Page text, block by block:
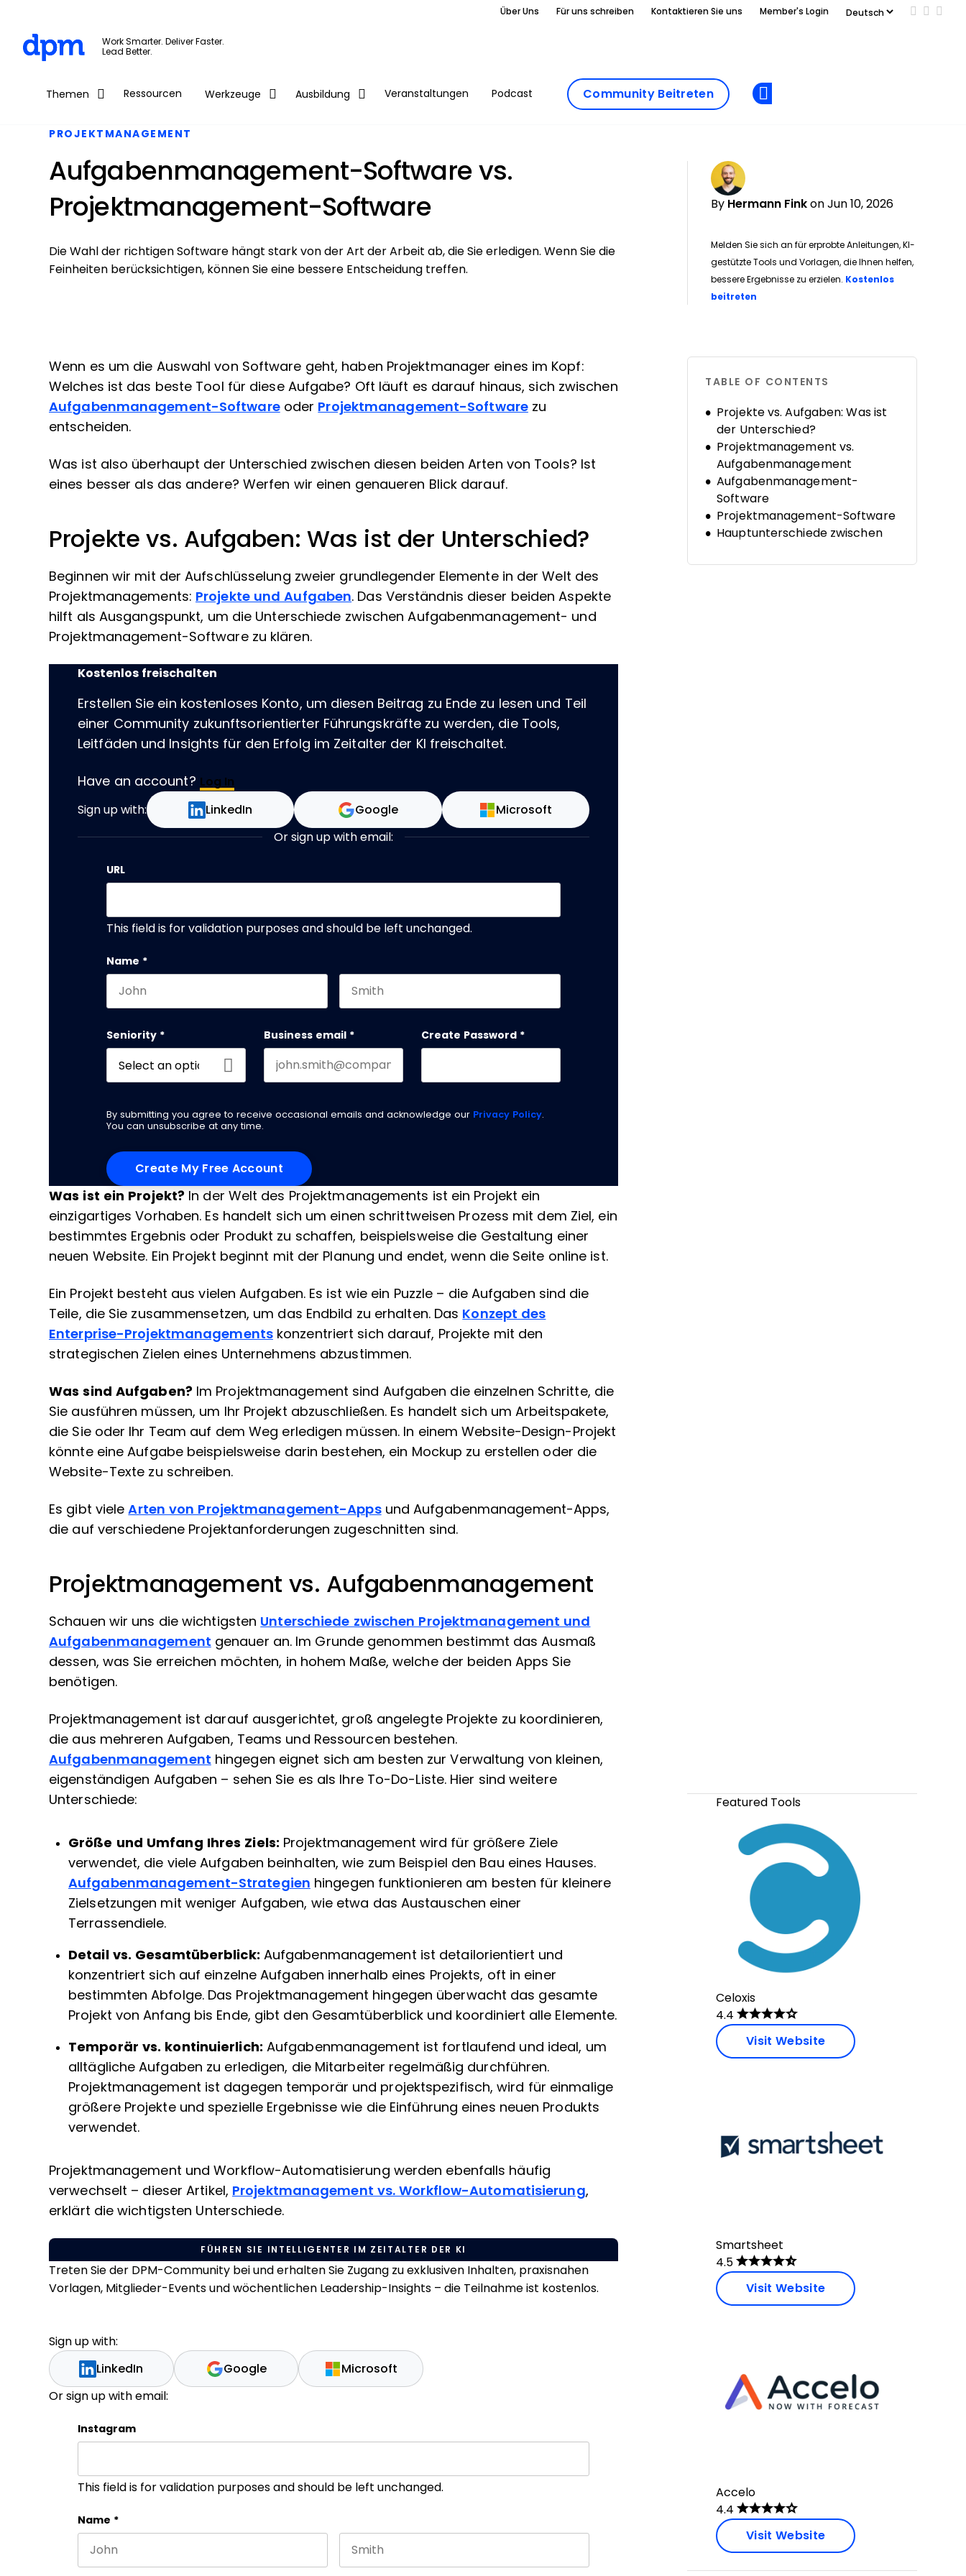
Skip to main content
Über Uns Für uns schreiben Kontaktieren Sie uns Member's Login Add us
Follow
Work Smarter. Deliver Faster.
Lead Better.
Themen Ressourcen Werkzeuge Ausbildung Veranstaltungen Podcast Community Beitreten
PROJEKTMANAGEMENT
Aufgabenmanagement-Software vs.
Projektmanagement-Software
By Hermann Fink on Jun 10, 2026
Melden Sie sich an für erprobte Anleitungen, KI-
gestützte Tools und Vorlagen, die Ihnen helfen,
bessere Ergebnisse zu erzielen. Kostenlos
beitreten
Die Wahl der richtigen Software hängt stark von der Art der Arbeit ab, die Sie erledigen. Wenn Sie die
Feinheiten berücksichtigen, können Sie eine bessere Entscheidung treffen.
Wenn es um die Auswahl von Software geht, haben Projektmanager eines im Kopf:
Welches ist das beste Tool für diese Aufgabe? Oft läuft es darauf hinaus, sich zwischen
Aufgabenmanagement-Softwareoder Projektmanagement-Softwarezu
entscheiden.
Was ist also überhaupt der Unterschied zwischen diesen beiden Arten von Tools? Ist
eines besser als das andere? Werfen wir einen genaueren Blick darauf.
Projekte vs. Aufgaben: Was ist der Unterschied?
Beginnen wir mit der Aufschlüsselung zweier grundlegender Elemente in der Welt des
Projektmanagements: Projekte und Aufgaben. Das Verständnis dieser beiden Aspekte
hilft als Ausgangspunkt, um die Unterschiede zwischen Aufgabenmanagement- und
Projektmanagement-Software zu klären.
Kostenlos freischalten
Erstellen Sie ein kostenloses Konto, um diesen Beitrag zu Ende zu lesen und Teil
einer Community zukunftsorientierter Führungskräfte zu werden, die Tools,
Leitfäden und Insights für den Erfolg im Zeitalter der KI freischaltet.
Have an account? Log In
Sign up with: LinkedIn Google Microsoft
Or sign up with email:
URL
This field is for validation purposes and should be left unchanged.
Name *
Seniority * Business email * Create Password *
By submitting you agree to receive occasional emails and acknowledge our Privacy Policy.
You can unsubscribe at any time.
Was ist ein Projekt? In der Welt des Projektmanagements ist ein Projekt ein
einzigartiges Vorhaben. Es handelt sich um einen schrittweisen Prozess mit dem Ziel, ein
bestimmtes Ergebnis oder Produkt zu schaffen, beispielsweise die Gestaltung einer
neuen Website. Ein Projekt beginnt mit der Planung und endet, wenn die Seite online ist.
Ein Projekt besteht aus vielen Aufgaben. Es ist wie ein Puzzle – die Aufgaben sind die
Teile, die Sie zusammensetzen, um das Endbild zu erhalten. Das Konzept des
Enterprise-Projektmanagementskonzentriert sich darauf, Projekte mit den
strategischen Zielen eines Unternehmens abzustimmen.
Was sind Aufgaben?Im Projektmanagement sind Aufgaben die einzelnen Schritte, die
Sie ausführen müssen, um Ihr Projekt abzuschließen. Es handelt sich um Arbeitspakete,
die Sie oder Ihr Team auf dem Weg erledigen müssen. In einem Website-Design-Projekt
könnte eine Aufgabe beispielsweise darin bestehen, ein Mockup zu erstellen oder die
Website-Texte zu schreiben.
Es gibt vieleArten von Projektmanagement-Appsund Aufgabenmanagement-Apps,
die auf verschiedene Projektanforderungen zugeschnitten sind.
Projektmanagement vs. Aufgabenmanagement
Schauen wir uns die wichtigsten Unterschiede zwischen Projektmanagement und
Aufgabenmanagement genauer an. Im Grunde genommen bestimmt das Ausmaß
dessen, was Sie erreichen möchten, in hohem Maße, welche der beiden Apps Sie
benötigen.
Projektmanagement ist darauf ausgerichtet, groß angelegte Projekte zu koordinieren,
die aus mehreren Aufgaben, Teams und Ressourcen bestehen.
Aufgabenmanagement hingegen eignet sich am besten zur Verwaltung von kleinen,
eigenständigen Aufgaben – sehen Sie es als Ihre To-Do-Liste. Hier sind weitere
Unterschiede:
Größe und Umfang Ihres Ziels: Projektmanagement wird für größere Ziele
verwendet, die viele Aufgaben beinhalten, wie zum Beispiel den Bau eines Hauses.
Aufgabenmanagement-Strategien hingegen funktionieren am besten für kleinere
Zielsetzungen mit weniger Aufgaben, wie etwa das Austauschen einer
Terrassendiele.
Detail vs. Gesamtüberblick: Aufgabenmanagement ist detailorientiert und
konzentriert sich auf einzelne Aufgaben innerhalb eines Projekts, oft in einer
bestimmten Abfolge. Das Projektmanagement hingegen überwacht das gesamte
Projekt von Anfang bis Ende, gibt den Gesamtüberblick und koordiniert alle Elemente.
Temporär vs. kontinuierlich: Aufgabenmanagement ist fortlaufend und ideal, um
alltägliche Aufgaben zu erledigen, die Mitarbeiter regelmäßig durchführen.
Projektmanagement ist dagegen temporär und projektspezifisch, wird für einmalige
größere Projekte und spezielle Ergebnisse wie die Einführung eines neuen Produkts
verwendet.
Projektmanagement und Workflow-Automatisierung werden ebenfalls häufig
verwechselt – dieser Artikel, Projektmanagement vs. Workflow-Automatisierung,
erklärt die wichtigsten Unterschiede.
FÜHREN SIE INTELLIGENTER IM ZEITALTER DER KI
Treten Sie der DPM-Community bei und erhalten Sie Zugang zu exklusiven Inhalten, praxisnahen
Vorlagen, Mitglieder-Events und wöchentlichen Leadership-Insights – die Teilnahme ist kostenlos.
Sign up with:
LinkedIn Google Microsoft
Or sign up with email:
Instagram
This field is for validation purposes and should be left unchanged.
Name *
TABLE OF CONTENTS
Projekte vs. Aufgaben: Was ist
der Unterschied?
Projektmanagement vs.
Aufgabenmanagement
Aufgabenmanagement-
Software
Projektmanagement-Software
Hauptunterschiede zwischen
Featured Tools
Celoxis
4.4
Visit Website
Smartsheet
4.5
Visit Website
Accelo
4.4
Visit Website